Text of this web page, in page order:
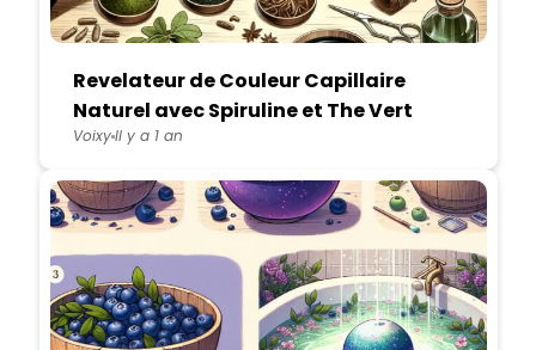
Revelateur de Couleur Capillaire
Naturel avec Spiruline et The Vert
VoixyIl y a 1 an